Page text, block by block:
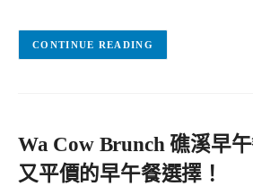
CONTINUE READING
Wa Cow Brunch 礁溪早
又平價的早午餐選擇！